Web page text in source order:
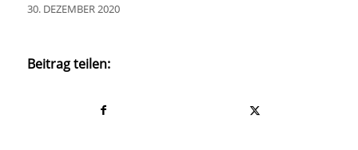
30. DEZEMBER 2020
Beitrag teilen: